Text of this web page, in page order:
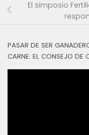
El simposio
PASAR DE SER
CARNE: EL CONSEJO DE